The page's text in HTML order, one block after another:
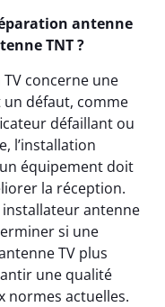
antenne
TNT ?
concerne une
défaut, comme
défaillant ou
l’installation
équipement doit
la réception.
installateur antenne
si une
TV plus
une qualité
normes actuelles.